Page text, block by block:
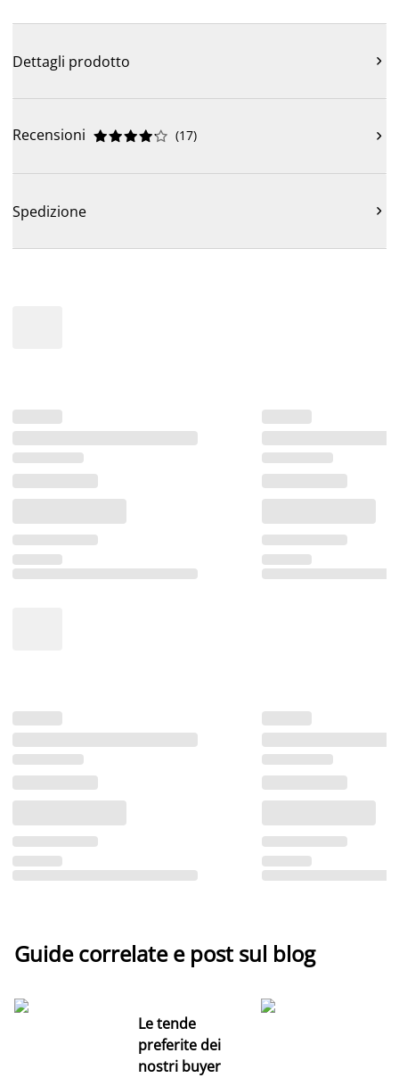
Dettagli prodotto 
Recensioni 




 (17) 
Spedizione 
Guide correlate e post sul blog
Le tende
preferite dei
nostri buyer